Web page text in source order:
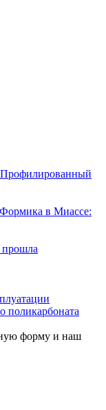
Профилированный
в Миассе:
прошла
поликарбоната
форму и наш